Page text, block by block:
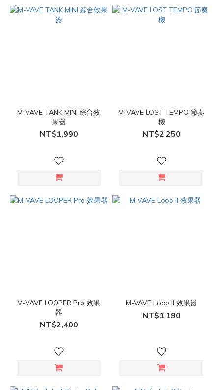
M-VAVE TANK MINI 綜合效
果器
NT$1,990
M-VAVE LOST TEMPO 節奏
機
NT$2,250
M-VAVE LOOPER Pro 效果
器
NT$2,400
M-VAVE Loop II 效果器
NT$1,190